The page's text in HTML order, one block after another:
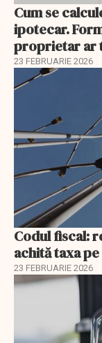
Cum se
ipotecar.
proprietar ar
23 FEBRUARIE 2026
Codul fiscal:
achită taxa
23 FEBRUARIE 2026